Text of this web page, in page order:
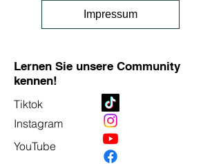
Impressum
Lernen Sie unsere Community
kennen!
Tiktok
Instagram
YouTube